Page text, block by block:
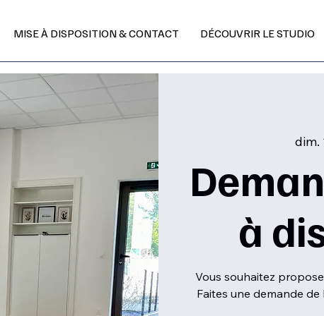
MISE À DISPOSITION & CONTACT DÉCOUVRIR LE STUDIO
dim.
à
Vous souhaitez
Faites une demande